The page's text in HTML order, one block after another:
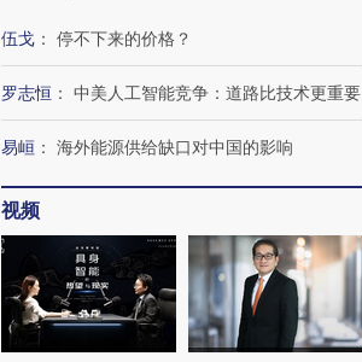
伍戈 ： 停不下来的价格？
罗志恒 ： 中美人工智能竞争：道路比技术更重要
易峘 ： 海外能源供给缺口对中国的影响
视频